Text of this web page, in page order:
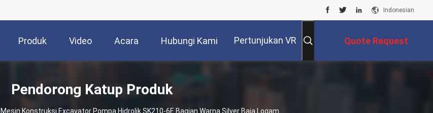
Indonesian
Produk Video Acara Hubungi Kami Pertunjukan VR Quote Request
Pendorong Katup Produk
Mesin Konstruksi Excavator Pompa Hidrolik SK210-6E Bagian Warna Silver Baja Logam